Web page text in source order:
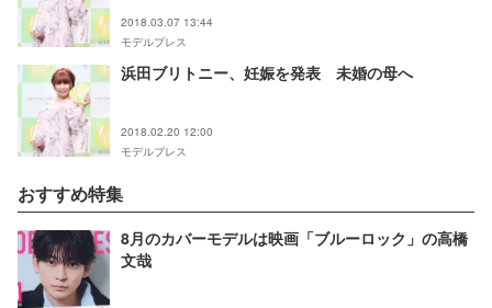
2018.03.07 13:44
モデルプレス
浜田ブリトニー、妊娠を発表 未婚の母へ
2018.02.20 12:00
モデルプレス
おすすめ特集
8月のカバーモデルは映画「ブルーロック」の高橋
文哉